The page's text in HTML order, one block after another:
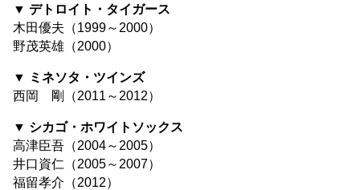
▼ デトロイト・タイガース
木田優夫（1999～2000）
野茂英雄（2000）
▼ ミネソタ・ツインズ
西岡 剛（2011～2012）
▼ シカゴ・ホワイトソックス
高津臣吾（2004～2005）
井口資仁（2005～2007）
福留孝介（2012）